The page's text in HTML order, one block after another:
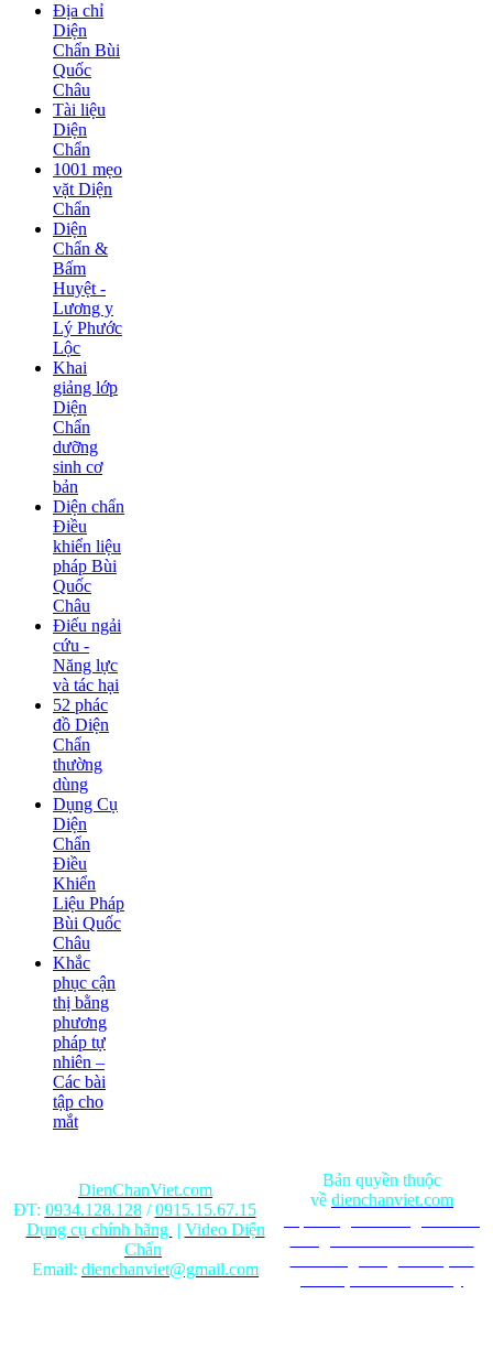
Địa chỉ
Diện
Chẩn Bùi
Quốc
Châu
Tài liệu
Diện
Chẩn
1001 mẹo
vặt Diện
Chẩn
Diện
Chẩn &
Bấm
Huyệt -
Lương y
Lý Phước
Lộc
Khai
giảng lớp
Diện
Chẩn
dưỡng
sinh cơ
bản
Diện chẩn
Điều
khiển liệu
pháp Bùi
Quốc
Châu
Điếu ngải
cứu -
Năng lực
và tác hại
52 phác
đồ Diện
Chẩn
thường
dùng
Dụng Cụ
Diện
Chẩn
Điều
Khiển
Liệu Pháp
Bùi Quốc
Châu
Khắc
phục cận
thị bằng
phương
pháp tự
nhiên –
Các bài
tập cho
mắt
DienChanViet.com
ĐT: 0934.128.128/0915.15.67.15
Dụng cụ chính hãng | Video Diện
Chẩn
Email: dienchanviet@gmail.com
Bản quyền thuộc
về dienchanviet.com